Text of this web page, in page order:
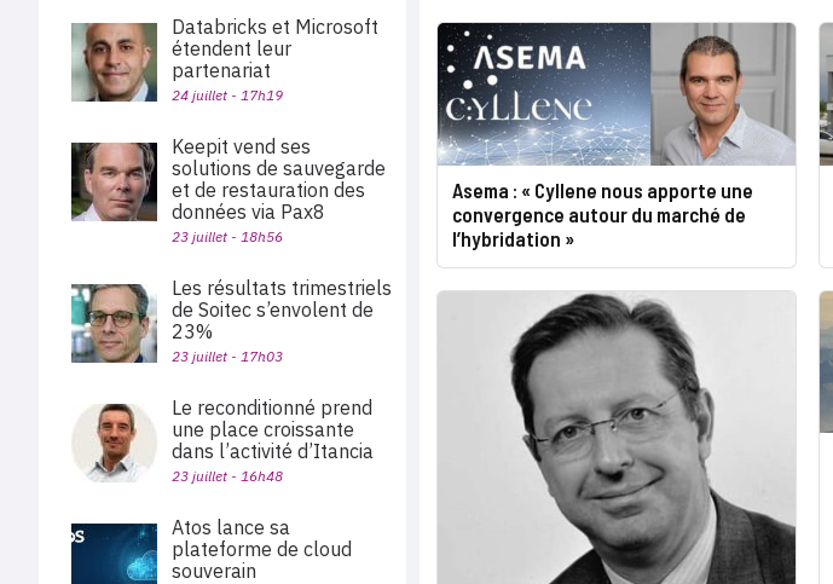
Asema : « Cyllene nous apporte une
convergence autour du marché de
l’hybridation »
Databricks et Microsoft
étendent leur
partenariat
24 juillet - 17h19
Keepit vend ses
solutions de sauvegarde
et de restauration des
données via Pax8
23 juillet - 18h56
Les résultats trimestriels
de Soitec s’envolent de
23%
23 juillet - 17h03
Le reconditionné prend
une place croissante
dans l’activité d’Itancia
23 juillet - 16h48
Atos lance sa
plateforme de cloud
souverain